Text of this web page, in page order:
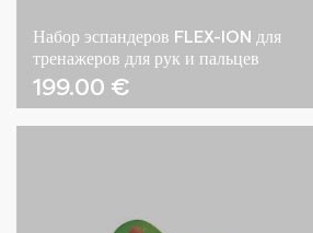
Набор эспандеров FLEX-ION для
тренажеров для рук и пальцев
199.00 €